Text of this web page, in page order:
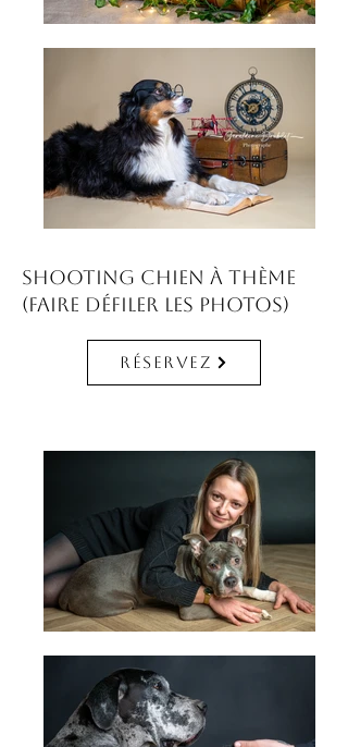
Shooting chien à thème
(faire défiler les photos)
Réservez